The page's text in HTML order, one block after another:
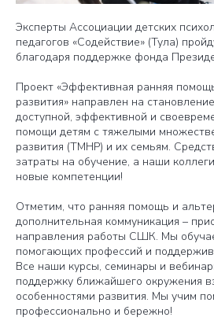
Эксперты Ассоциации детских
педагогов «Содействие» (Тула)
благодаря поддержке фонда
Проект «Эффективная ранняя
развития» направлен на
доступной, эффективной и
помощи детям с тяжелыми
развития (ТМНР) и их семьям.
затраты на обучение, а наши
новые компетенции!
Отметим, что ранняя помощь и
дополнительная коммуникация –
направления работы СШК. Мы
помогающих профессий и
Все наши курсы, семинары и
поддержку ближайшего окружения
особенностями развития. Мы учим
профессионально и бережно!